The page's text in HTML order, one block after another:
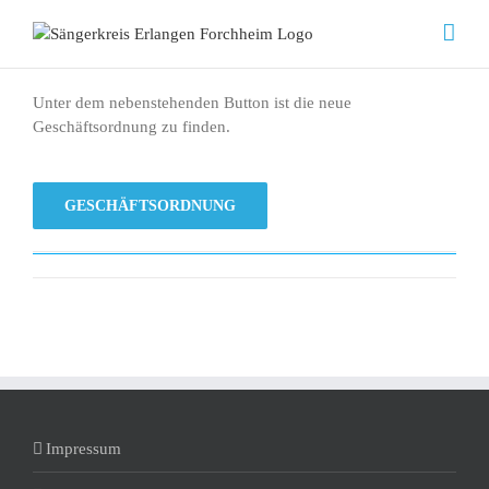
Inhalt
Unter dem nebenstehenden Button ist die neue
Geschäftsordnung zu finden.
GESCHÄFTSORDNUNG
Impressum